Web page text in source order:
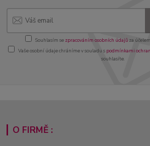
Souhlasím se zpracováním osobních údajůza
Vaše osobní údaje chráníme v souladu s podmínkami
souhlasíte.
O FIRMĚ :